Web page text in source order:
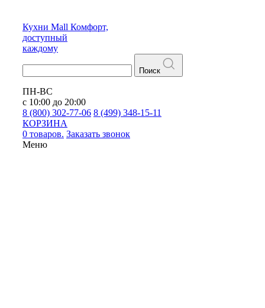
Кухни Mall Комфорт,
доступный
каждому
Поиск
ПН-ВС
с 10:00 до 20:00
8 (800) 302-77-06 8 (499) 348-15-11
КОРЗИНА
0 товаров. Заказать звонок
Меню